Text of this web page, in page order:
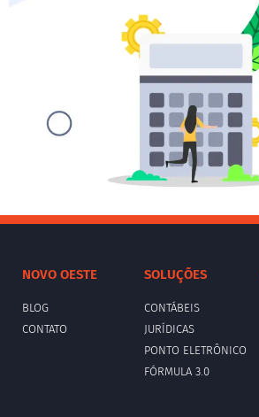
NOVO OESTE
BLOG
CONTATO
SOLUÇÕES
CONTÁBEIS
JURÍDICAS
PONTO ELETRÔNICO
FÓRMULA 3.0